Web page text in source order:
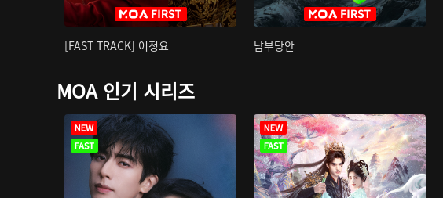
[FAST TRACK] 어정요 남부당안
MOA 인기 시리즈